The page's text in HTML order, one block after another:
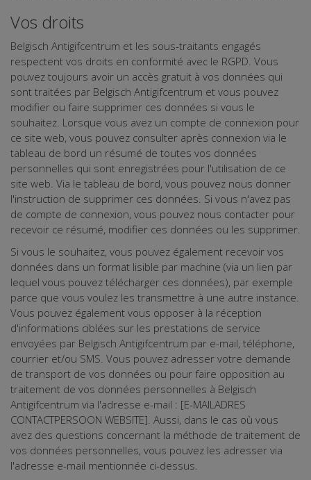
Vos droits
Belgisch Antigifcentrum et les sous-traitants engagés
respectent vos droits en conformité avec le RGPD. Vous
pouvez toujours avoir un accès gratuit à vos données qui
sont traitées par Belgisch Antigifcentrum et vous pouvez
modifier ou faire supprimer ces données si vous le
souhaitez. Lorsque vous avez un compte de connexion pour
ce site web, vous pouvez consulter après connexion via le
tableau de bord un résumé de toutes vos données
personnelles qui sont enregistrées pour l'utilisation de ce
site web. Via le tableau de bord, vous pouvez nous donner
l'instruction de supprimer ces données. Si vous n'avez pas
de compte de connexion, vous pouvez nous contacter pour
recevoir ce résumé, modifier ces données ou les supprimer.
Si vous le souhaitez, vous pouvez également recevoir vos
données dans un format lisible par machine (via un lien par
lequel vous pouvez télécharger ces données), par exemple
parce que vous voulez les transmettre à une autre instance.
Vous pouvez également vous opposer à la réception
d'informations ciblées sur les prestations de service
envoyées par Belgisch Antigifcentrum par e-mail, téléphone,
courrier et/ou SMS. Vous pouvez adresser votre demande
de transport de vos données ou pour faire opposition au
traitement de vos données personnelles à Belgisch
Antigifcentrum via l'adresse e-mail : [E-MAILADRES
CONTACTPERSOON WEBSITE]. Aussi, dans le cas où vous
avez des questions concernant la méthode de traitement de
vos données personnelles, vous pouvez les adresser via
l'adresse e-mail mentionnée ci-dessus.